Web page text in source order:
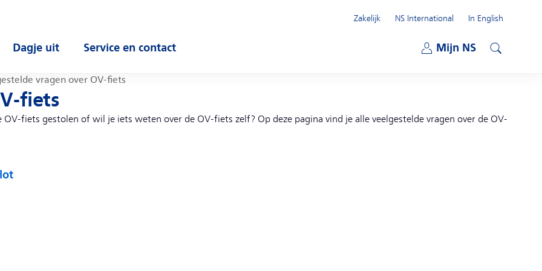
Dagje uit
Service en contact
Mijn NS
Zakelijk
NS International
In English
vragen over OV-fiets
fiets
fiets gestolen of wil je iets weten over de OV-fiets zelf? Op deze pagina vind je alle veelgestelde vragen over de OV-